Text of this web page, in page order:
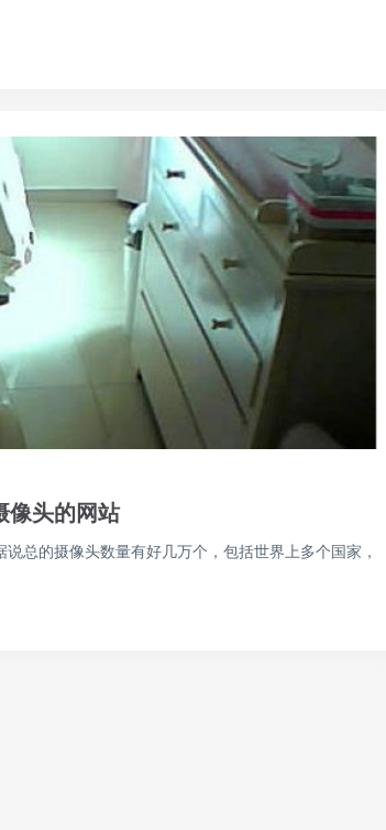
像头的网站
总的摄像头数量有好几万个，包括世界上多个国家，